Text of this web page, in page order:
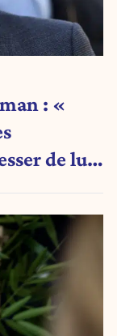
: «
de lui